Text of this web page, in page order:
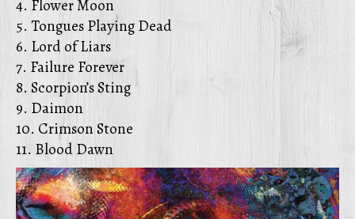
4. Flower Moon
5. Tongues Playing Dead
6. Lord of Liars
7. Failure Forever
8. Scorpion’s Sting
9. Daimon
10. Crimson Stone
11. Blood Dawn